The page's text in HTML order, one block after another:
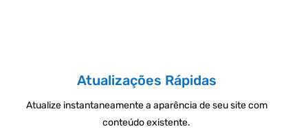
Atualizações Rápidas
Atualize instantaneamente a aparência de seu site com
conteúdo existente.